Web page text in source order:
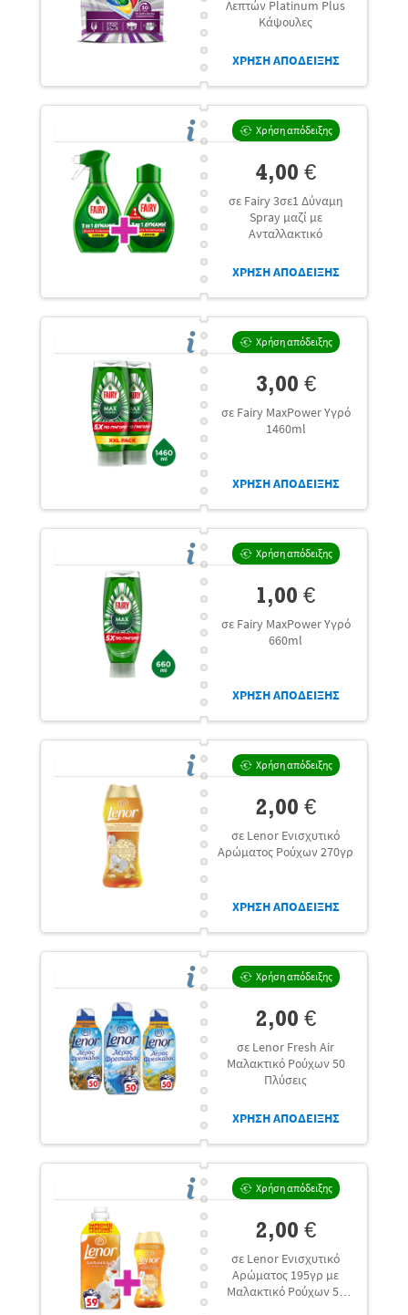
Λεπτών Platinum Plus
Κάψουλες
ΧΡΗΣΗ ΑΠΟΔΕΙΞΗΣ
Χρήση απόδειξης
4,00 €
σε Fairy 3σε1 Δύναμη
Spray μαζί με
Ανταλλακτικό
ΧΡΗΣΗ ΑΠΟΔΕΙΞΗΣ
Χρήση απόδειξης
3,00 €
σε Fairy MaxPower Υγρό
1460ml
ΧΡΗΣΗ ΑΠΟΔΕΙΞΗΣ
Χρήση απόδειξης
1,00 €
σε Fairy MaxPower Υγρό
660ml
ΧΡΗΣΗ ΑΠΟΔΕΙΞΗΣ
Χρήση απόδειξης
2,00 €
σε Lenor Ενισχυτικό
Αρώματος Ρούχων 270γρ
ΧΡΗΣΗ ΑΠΟΔΕΙΞΗΣ
Χρήση απόδειξης
2,00 €
σε Lenor Fresh Air
Μαλακτικό Ρούχων 50
Πλύσεις
ΧΡΗΣΗ ΑΠΟΔΕΙΞΗΣ
Χρήση απόδειξης
2,00 €
σε Lenor Ενισχυτικό
Αρώματος 195γρ με
Μαλακτικό Ρούχων 59